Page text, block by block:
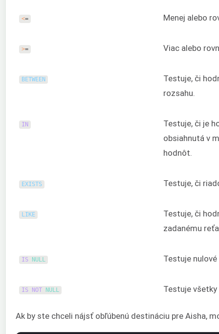
<= Menej alebo
>= Viac alebo
BETWEEN
Testuje, či
rozsahu.
IN
Testuje, či je
obsiahnutá v
hodnôt.
EXISTS Testuje, či
LIKE
Testuje, či
zadanému
IS NULL Testuje
IS NOT NULL Testuje
Ak by ste chceli nájsť obľúbenú destináciu pre Aisha,